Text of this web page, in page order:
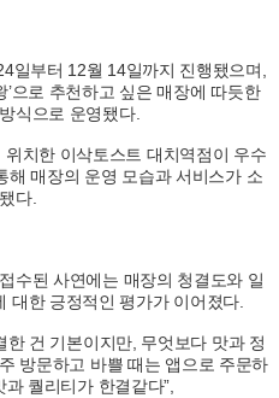
일부터 12월 14일까지 진행됐으며,
’으로 추천하고 싶은 매장에 따듯한
식으로 운영됐다.
치한 이삭토스트 대치역점이 우수
해 매장의 운영 모습과 서비스가 소
다.
수된 사연에는 매장의 청결도와 일
대한 긍정적인 평가가 이어졌다.
건 기본이지만, 무엇보다 맛과 정
방문하고 바쁠 때는 앱으로 주문하
퀄리티가 한결같다”,